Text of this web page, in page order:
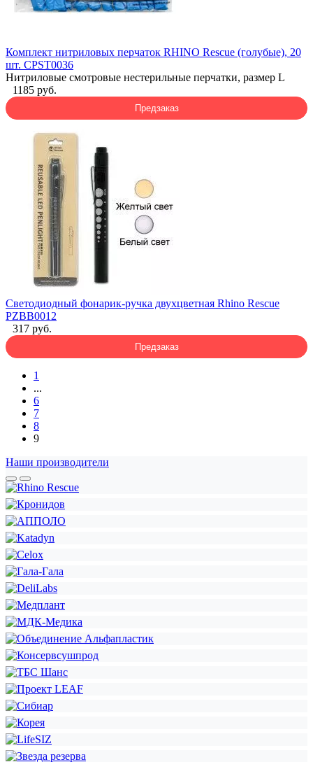
Комплект нитриловых перчаток RHINO Rescue (голубые), 20
шт. CPST0036
Нитриловые смотровые нестерильные перчатки, размер L
1185 руб.
Предзаказ
Светодиодный фонарик-ручка двухцветная Rhino Rescue
PZBB0012
317 руб.
Предзаказ
1
...
6
7
8
9
Наши производители